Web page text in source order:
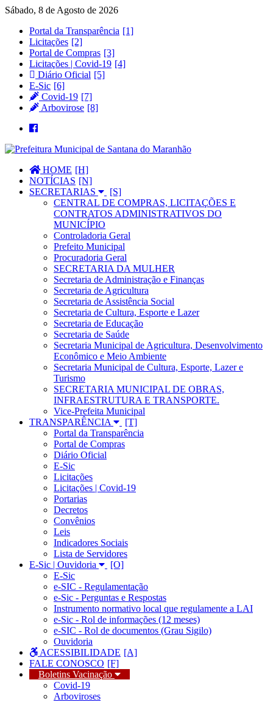
Sábado, 8 de Agosto de 2026
Portal da Transparência
Licitações
Portal de Compras
Licitações | Covid-19
Diário Oficial
E-Sic
Covid-19
Arbovirose
HOME
NOTÍCIAS
SECRETARIAS
CENTRAL DE COMPRAS, LICITAÇÕES E
CONTRATOS ADMINISTRATIVOS DO
MUNICÍPIO
Controladoria Geral
Prefeito Municipal
Procuradoria Geral
SECRETARIA DA MULHER
Secretaria de Administração e Finanças
Secretaria de Agricultura
Secretaria de Assistência Social
Secretaria de Cultura, Esporte e Lazer
Secretaria de Educação
Secretaria de Saúde
Secretaria Municipal de Agricultura, Desenvolvimento
Econômico e Meio Ambiente
Secretaria Municipal de Cultura, Esporte, Lazer e
Turismo
SECRETARIA MUNICIPAL DE OBRAS,
INFRAESTRUTURA E TRANSPORTE.
Vice-Prefeita Municipal
TRANSPARÊNCIA
Portal da Transparência
Portal de Compras
Diário Oficial
E-Sic
Licitações
Licitações | Covid-19
Portarias
Decretos
Convênios
Leis
Indicadores Sociais
Lista de Servidores
E-Sic | Ouvidoria
E-Sic
e-SIC - Regulamentação
e-Sic - Perguntas e Respostas
Instrumento normativo local que regulamente a LAI
e-Sic - Rol de informações (12 meses)
e-SIC - Rol de documentos (Grau Sigilo)
Ouvidoria
ACESSIBILIDADE
FALE CONOSCO
Boletins Vacinação
Covid-19
Arboviroses